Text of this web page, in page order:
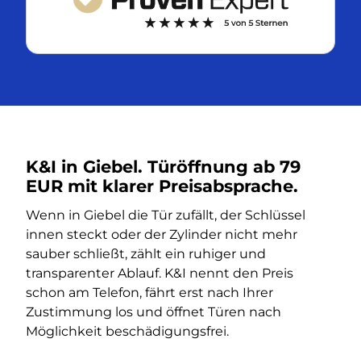
K&I in Giebel. Türöffnung ab 79
EUR mit klarer Preisabsprache.
Wenn in Giebel die Tür zufällt, der Schlüssel
innen steckt oder der Zylinder nicht mehr
sauber schließt, zählt ein ruhiger und
transparenter Ablauf. K&I nennt den Preis
schon am Telefon, fährt erst nach Ihrer
Zustimmung los und öffnet Türen nach
Möglichkeit beschädigungsfrei.